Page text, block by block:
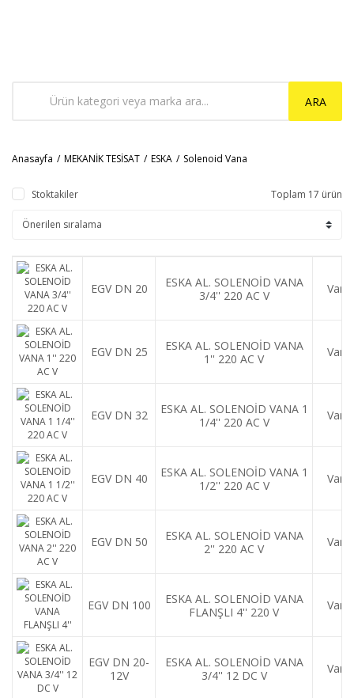
ARA
Anasayfa MEKANİK TESİSAT ESKA Solenoid Vana
Stoktakiler Toplam 17 ürün
EGV DN 20
ESKA AL. SOLENOİD VANA
3/4'' 220 AC V
Var
EGV DN 25
ESKA AL. SOLENOİD VANA
1'' 220 AC V
Var
EGV DN 32
ESKA AL. SOLENOİD VANA 1
1/4'' 220 AC V
Var
EGV DN 40
ESKA AL. SOLENOİD VANA 1
1/2'' 220 AC V
Var
EGV DN 50
ESKA AL. SOLENOİD VANA
2'' 220 AC V
Var
EGV DN 100
ESKA AL. SOLENOİD VANA
FLANŞLI 4'' 220 V
Var
EGV DN 20-
12V
ESKA AL. SOLENOİD VANA
3/4'' 12 DC V
Var